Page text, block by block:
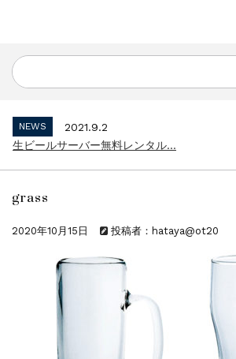
生ビールサーバー無料レンタル...
NEWS
2023.10.2
NEWS
2021.9.2
生ビールサーバー無料レンタル...
NEWS
grass
2020年10月15日 投稿者：hataya@ot20